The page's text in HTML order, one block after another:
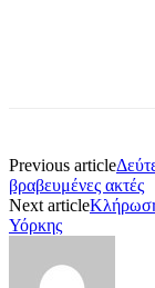
Previous article
βραβευμένες ακτές
Next articleΚλήρωση
Υόρκης